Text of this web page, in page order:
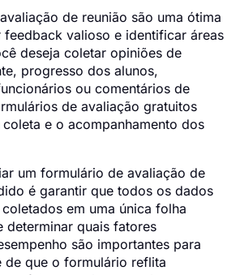
de reunião são uma ótima
feedback valioso e identificar áreas
deseja coletar opiniões de
progresso dos alunos,
ou comentários de
de avaliação gratuitos
e o acompanhamento dos
um formulário de avaliação de
é garantir que todos os dados
em uma única folha
determinar quais fatores
são importantes para
que o formulário reflita